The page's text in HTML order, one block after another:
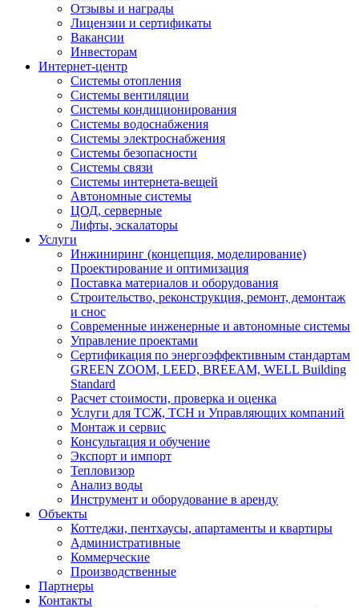
Отзывы и награды
Лицензии и сертификаты
Вакансии
Инвесторам
Интернет-центр
Системы отопления
Системы вентиляции
Системы кондиционирования
Системы водоснабжения
Системы электроснабжения
Системы безопасности
Системы связи
Системы интернета-вещей
Автономные системы
ЦОД, серверные
Лифты, эскалаторы
Услуги
Инжиниринг (концепция, моделирование)
Проектирование и оптимизация
Поставка материалов и оборудования
Строительство, реконструкция, ремонт, демонтаж
и снос
Современные инженерные и автономные системы
Управление проектами
Сертификация по энергоэффективным стандартам
GREEN ZOOM, LEED, BREEAM, WELL Building
Standard
Расчет стоимости, проверка и оценка
Услуги для ТСЖ, ТСН и Управляющих компаний
Монтаж и сервис
Консультация и обучение
Экспорт и импорт
Тепловизор
Анализ воды
Инструмент и оборудование в аренду
Объекты
Коттеджи, пентхаусы, апартаменты и квартиры
Административные
Коммерческие
Производственные
Партнеры
Контакты